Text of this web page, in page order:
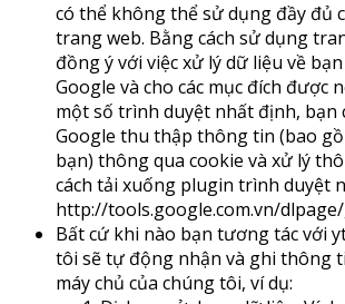
có thể không thể sử dụng đầy đủ
trang web. Bằng cách sử dụng
đồng ý với việc xử lý dữ liệu về
Google và cho các mục đích được
một số trình duyệt nhất định, bạn
Google thu thập thông tin (bao
bạn) thông qua cookie và xử lý
cách tải xuống plugin trình duyệt
http://tools.google.com.vn/
Bất cứ khi nào bạn tương tác với
tôi sẽ tự động nhận và ghi thông
máy chủ của chúng tôi, ví dụ: